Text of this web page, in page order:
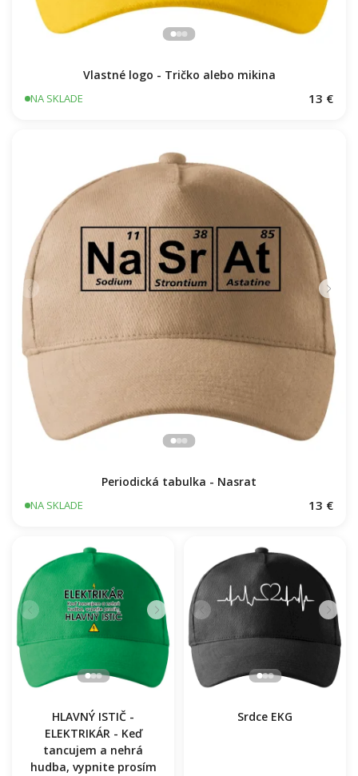
Vlastné logo - Tričko alebo mikina
NA SKLADE 13 €
Periodická tabulka - Nasrat
NA SKLADE 13 €
HLAVNÝ ISTIČ -
ELEKTRIKÁR - Keď
tancujem a nehrá
hudba, vypnite prosím
Srdce EKG